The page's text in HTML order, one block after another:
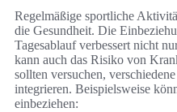
Regelmäßige sportliche
die Gesundheit. Die
Tagesablauf verbessert nicht
kann auch das Risiko von
sollten versuchen,
integrieren. Beispielsweise
einbeziehen: